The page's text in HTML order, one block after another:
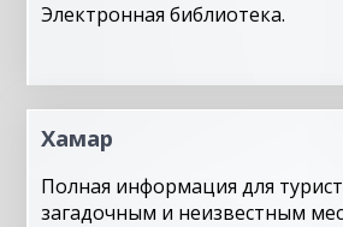
Электронная библиотека.
Хамар
Полная информация для
загадочным и неизвестным